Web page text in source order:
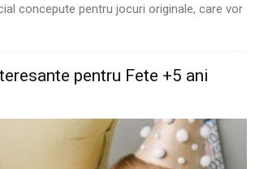
concepute pentru jocuri originale, care vor
pentru Fete +5 ani